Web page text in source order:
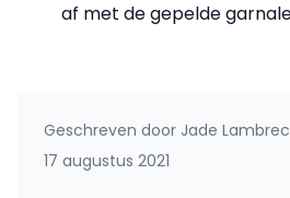
af met de gepelde
Geschreven door Jade
17 augustus 2021